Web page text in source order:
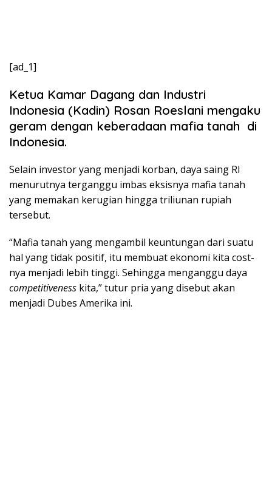
[ad_1]
Ketua Kamar Dagang dan Industri
Indonesia (Kadin) Rosan Roeslani mengaku
geram dengan keberadaan mafia tanah di
Indonesia.
Selain investor yang menjadi korban, daya saing RI
menurutnya terganggu imbas eksisnya mafia tanah
yang memakan kerugian hingga triliunan rupiah
tersebut.
“Mafia tanah yang mengambil keuntungan dari suatu
hal yang tidak positif, itu membuat ekonomi kita cost-
nya menjadi lebih tinggi. Sehingga menganggu daya
competitiveness kita,” tutur pria yang disebut akan
menjadi Dubes Amerika ini.